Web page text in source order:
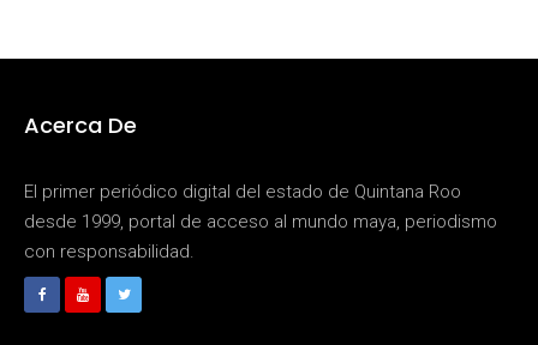
Acerca De
El primer periódico digital del estado de Quintana Roo
desde 1999, portal de acceso al mundo maya, periodismo
con responsabilidad.